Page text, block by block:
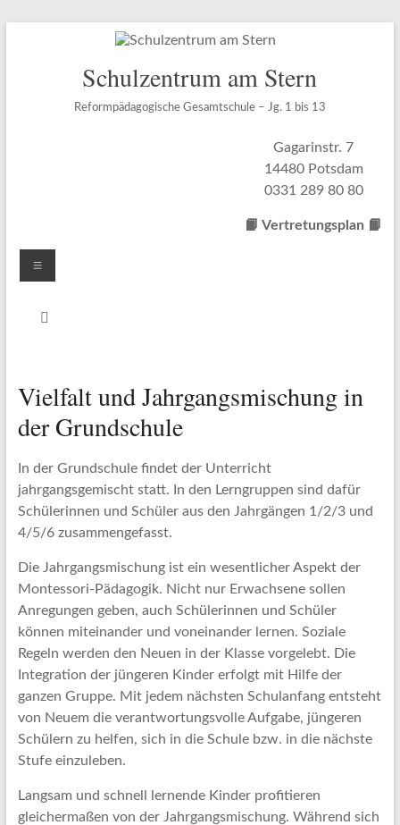
Schulzentrum am Stern
Reformpädagogische Gesamtschule – Jg. 1 bis 13
Gagarinstr. 7
14480 Potsdam
0331 289 80 80
📙 Vertretungsplan 📙
Menü
Vielfalt und Jahrgangsmischung in
der Grundschule
In der Grundschule findet der Unterricht
jahrgangsgemischt statt. In den Lerngruppen sind dafür
Schülerinnen und Schüler aus den Jahrgängen 1/2/3 und
4/5/6 zusammengefasst.
Die Jahrgangsmischung ist ein wesentlicher Aspekt der
Montessori-Pädagogik. Nicht nur Erwachsene sollen
Anregungen geben, auch Schülerinnen und Schüler
können miteinander und voneinander lernen. Soziale
Regeln werden den Neuen in der Klasse vorgelebt. Die
Integration der jüngeren Kinder erfolgt mit Hilfe der
ganzen Gruppe. Mit jedem nächsten Schulanfang entsteht
von Neuem die verantwortungsvolle Aufgabe, jüngeren
Schülern zu helfen, sich in die Schule bzw. in die nächste
Stufe einzuleben.
Langsam und schnell lernende Kinder profitieren
gleichermaßen von der Jahrgangsmischung. Während sich